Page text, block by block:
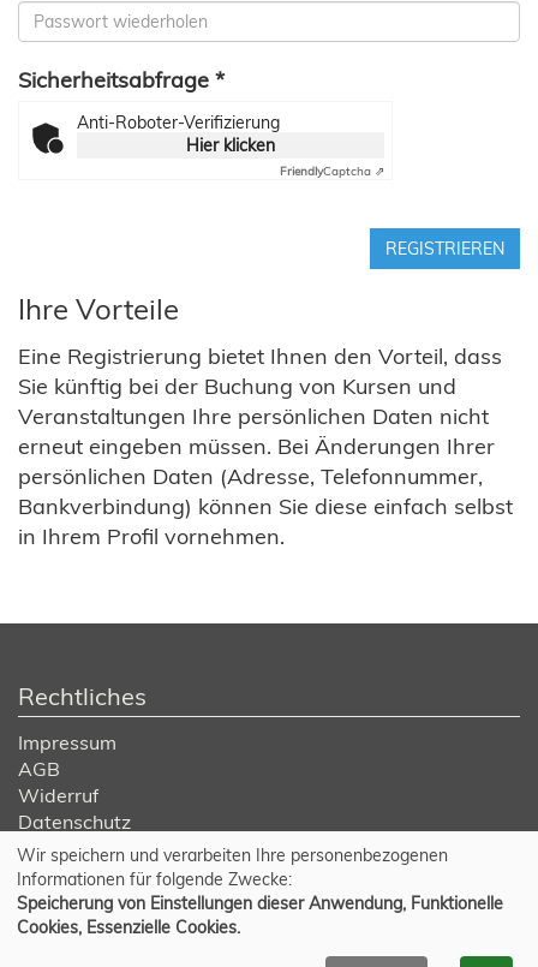
Sicherheitsabfrage *
Anti-Roboter-Verifizierung
Hier klicken
FriendlyCaptcha ⇗
REGISTRIEREN
Ihre Vorteile
Eine Registrierung bietet Ihnen den Vorteil, dass
Sie künftig bei der Buchung von Kursen und
Veranstaltungen Ihre persönlichen Daten nicht
erneut eingeben müssen. Bei Änderungen Ihrer
persönlichen Daten (Adresse, Telefonnummer,
Bankverbindung) können Sie diese einfach selbst
in Ihrem Profil vornehmen.
Rechtliches
Impressum
AGB
Widerruf
Datenschutz
Cookie Einstellungen
Wir speichern und verarbeiten Ihre personenbezogenen
Informationen für folgende Zwecke:
Speicherung von Einstellungen dieser Anwendung, Funktionelle
Cookies, Essenzielle Cookies.